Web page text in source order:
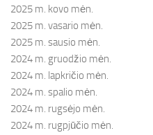
2025 m. kovo mėn.
2025 m. vasario mėn.
2025 m. sausio mėn.
2024 m. gruodžio mėn.
2024 m. lapkričio mėn.
2024 m. spalio mėn.
2024 m. rugsėjo mėn.
2024 m. rugpjūčio mėn.